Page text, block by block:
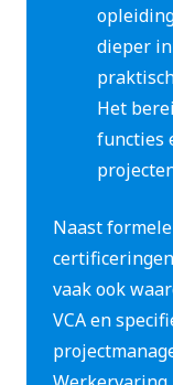
dieper
Het
functies
Naast
vaak ook
VCA en